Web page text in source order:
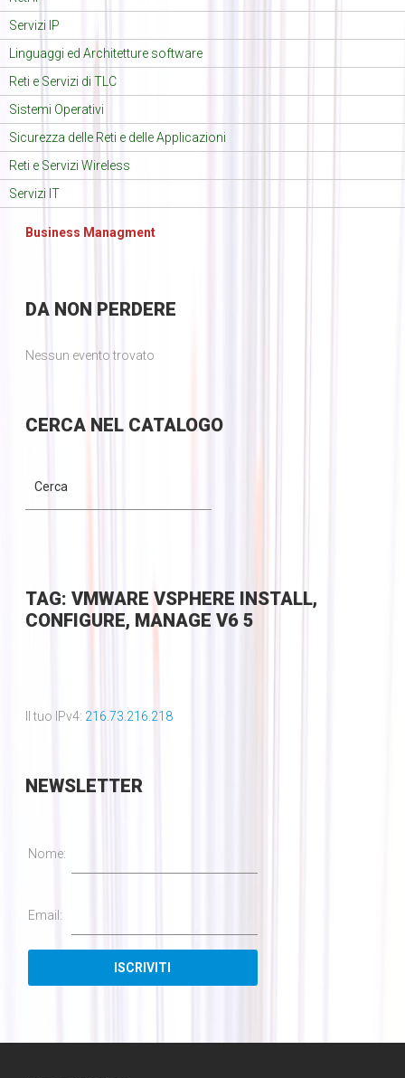
Servizi IP
Linguaggi ed Architetture software
Reti e Servizi di TLC
Sistemi Operativi
Sicurezza delle Reti e delle Applicazioni
Reti e Servizi Wireless
Servizi IT
Business Managment
DANON PERDERE
Nessun evento trovato
CERCANEL CATALOGO
TAG: VMWARE VSPHERE INSTALL,
CONFIGURE, MANAGE V6 5
Il tuo IPv4: 216.73.216.218
NEWSLETTER
Nome:
Email: